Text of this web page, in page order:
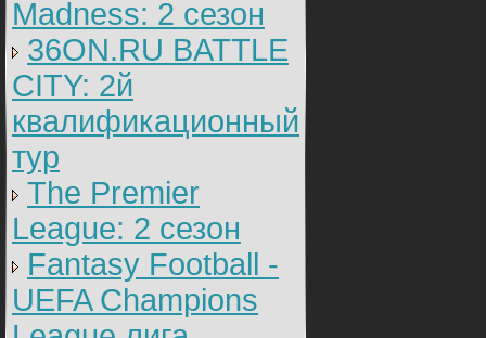
Madness: 2 сезон
36ON.RU BATTLE
CITY: 2й
квалификационный
тур
The Premier
League: 2 cезон
Fantasy Football -
UEFA Champions